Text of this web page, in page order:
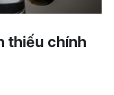
thiếu chính